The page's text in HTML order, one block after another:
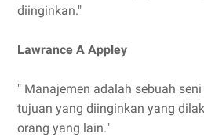
diinginkan."
Lawrance A Appley
" Manajemen adalah sebuah
tujuan yang diinginkan yang
orang yang lain."